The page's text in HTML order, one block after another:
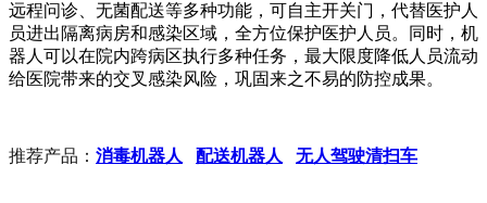
远程问诊、无菌配送等多种功能，可自主开关门，代替医护人
员进出隔离病房和感染区域，全方位保护医护人员。同时，机
器人可以在院内跨病区执行多种任务，最大限度降低人员流动
给医院带来的交叉感染风险，巩固来之不易的防控成果。
推荐产品： 消毒机器人 配送机器人 无人驾驶清扫车